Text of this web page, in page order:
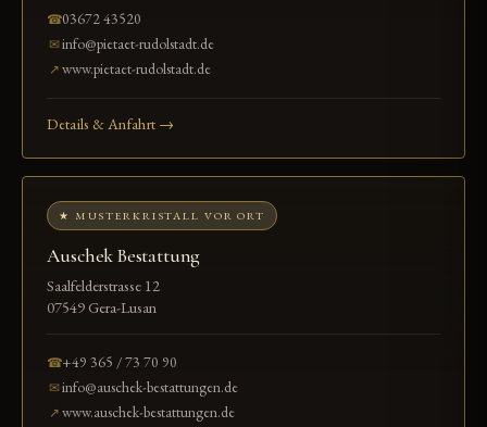
☎03672 43520
✉info@pietaet-rudolstadt.de
↗www.pietaet-rudolstadt.de
Details & Anfahrt →
★ MUSTERKRISTALL VOR ORT
Auschek Bestattung
Saalfelderstrasse 12
07549 Gera-Lusan
☎+49 365 / 73 70 90
✉info@auschek-bestattungen.de
↗www.auschek-bestattungen.de